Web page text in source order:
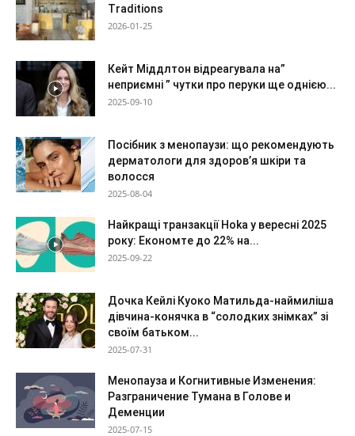
Traditions
2026-01-25
Кейт Міддлтон відреагувала на”
неприємні ” чутки про перуки ще однією...
2025-09-10
Посібник з менопаузи: що рекомендують
дерматологи для здоров’я шкіри та
волосся
2025-08-04
Найкращі транзакції Hoka у вересні 2025
року: Економте до 22% на...
2025-09-22
Дочка Кейлі Куоко Матильда-наймиліша
дівчина-конячка в “солодких знімках” зі
своїм батьком...
2025-07-31
Менопауза и Когнитивные Изменения:
Разграничение Тумана в Голове и
Деменции
2025-07-15